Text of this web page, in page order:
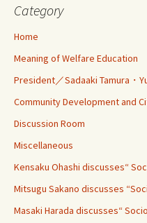
Category
Home
Meaning of Welfare Education
President／Sadaaki Tamura・
Community Development and
Discussion Room
Miscellaneous
Kensaku Ohashi discusses“
Mitsugu Sakano discusses
Masaki Harada discusses“